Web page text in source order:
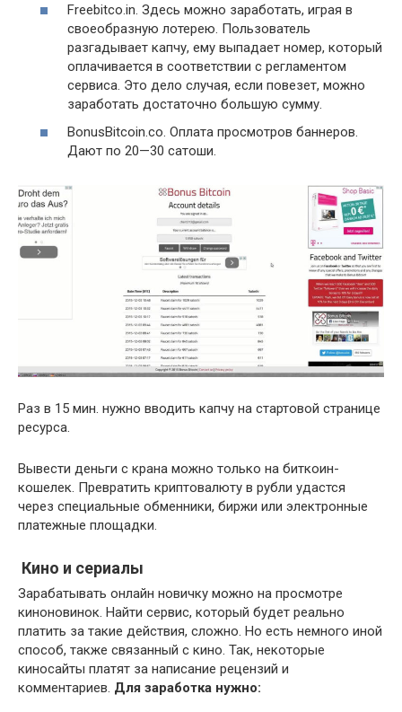
Freebitco.in. Здесь можно заработать, играя в
своеобразную лотерею. Пользователь
разгадывает капчу, ему выпадает номер, который
оплачивается в соответствии с регламентом
сервиса. Это дело случая, если повезет, можно
заработать достаточно большую сумму.
BonusBitcoin.co. Оплата просмотров баннеров.
Дают по 20—30 сатоши.
Раз в 15 мин. нужно вводить капчу на стартовой странице
ресурса.
Вывести деньги с крана можно только на биткоин-
кошелек. Превратить криптовалюту в рубли удастся
через специальные обменники, биржи или электронные
платежные площадки.
Кино и сериалы
Зарабатывать онлайн новичку можно на просмотре
киноновинок. Найти сервис, который будет реально
платить за такие действия, сложно. Но есть немного иной
способ, также связанный с кино. Так, некоторые
киносайты платят за написание рецензий и
комментариев. Для заработка нужно: